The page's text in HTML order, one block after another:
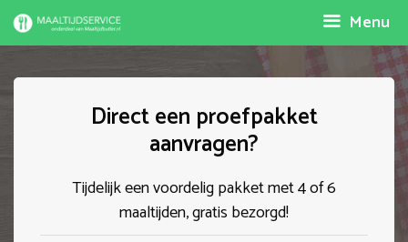
Spring
naar
Menu
Direct een proefpakket
aanvragen?
Tijdelijk een voordelig pakket met 4 of 6
maaltijden, gratis bezorgd!